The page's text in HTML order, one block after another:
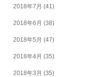
2018年7月 (41)
2018年6月 (38)
2018年5月 (47)
2018年4月 (35)
2018年3月 (35)